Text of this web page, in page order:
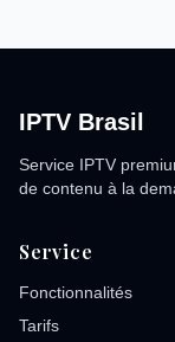
IPTV Brasil
Service IPTV
de contenu à la
Service
Fonctionnalités
Tarifs